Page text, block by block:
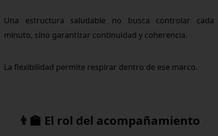
Una estructura saludable no busca controlar cada
minuto, sino garantizar continuidad y coherencia.
La flexibilidad permite respirar dentro de ese marco.
👨‍🏫 El rol del acompañamiento